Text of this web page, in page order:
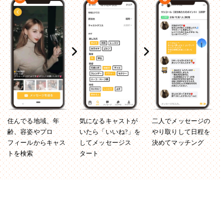
住んでる地域、年
齢、容姿やプロ
フィールからキャス
トを検索
気になるキャストが
いたら「いいね?」を
してメッセージス
タート
二人でメッセージの
やり取りして日程を
決めてマッチング